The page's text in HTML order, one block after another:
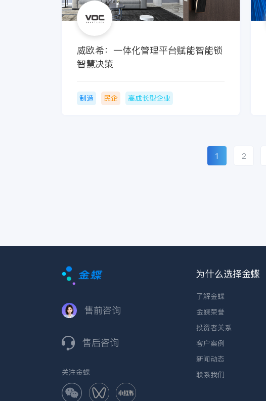
威欧希：一体化管理平台赋能智能锁
智慧决策
制造 民企 高成长型企业
1 2
售前咨询
售后咨询
关注金蝶
为什么选择金蝶
了解金蝶
金蝶荣誉
投资者关系
客户案例
新闻动态
联系我们